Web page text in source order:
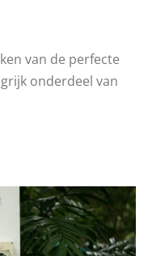
van de perfecte
onderdeel van